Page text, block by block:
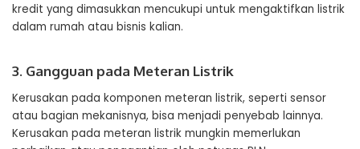
kredit yang dimasukkan mencukupi untuk mengaktifkan listrik
dalam rumah atau bisnis kalian.
3. Gangguan pada Meteran Listrik
Kerusakan pada komponen meteran listrik, seperti sensor
atau bagian mekanisnya, bisa menjadi penyebab lainnya.
Kerusakan pada meteran listrik mungkin memerlukan